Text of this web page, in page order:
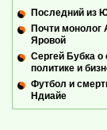
Последний из
Почти монолог
Яровой
Сергей Бубка о
политике и
Футбол и
Ндиайе